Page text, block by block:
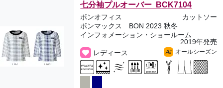
七分袖プルオーバー BCK7104
ボンオフィス
カットソー
ボンマックス BON 2023 秋冬
インフォメーション・ショールーム
2019年発売
レディース
All オールシーズン